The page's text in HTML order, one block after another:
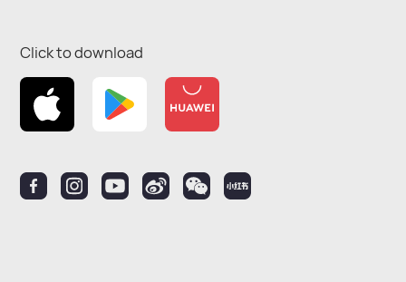
Click to download